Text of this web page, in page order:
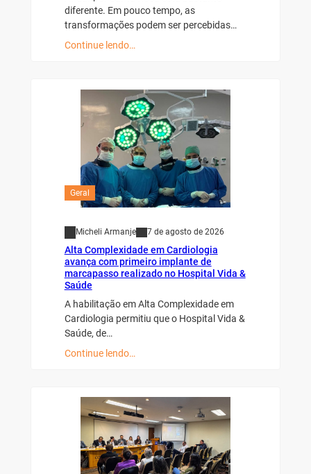
diferente. Em pouco tempo, as
transformações podem ser percebidas…
Continue lendo…
Geral
Micheli Armanje 7 de agosto de 2026
Alta Complexidade em Cardiologia
avança com primeiro implante de
marcapasso realizado no Hospital Vida &
Saúde
A habilitação em Alta Complexidade em
Cardiologia permitiu que o Hospital Vida &
Saúde, de…
Continue lendo…